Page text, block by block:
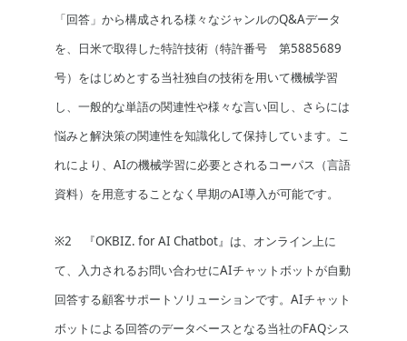
「回答」から構成される様々なジャンルのQ&Aデータ
を、日米で取得した特許技術（特許番号 第5885689
号）をはじめとする当社独自の技術を用いて機械学習
し、一般的な単語の関連性や様々な言い回し、さらには
悩みと解決策の関連性を知識化して保持しています。こ
れにより、AIの機械学習に必要とされるコーパス（言語
資料）を用意することなく早期のAI導入が可能です。
※2 『OKBIZ. for AI Chatbot』は、オンライン上に
て、入力されるお問い合わせにAIチャットボットが自動
回答する顧客サポートソリューションです。AIチャット
ボットによる回答のデータベースとなる当社のFAQシス